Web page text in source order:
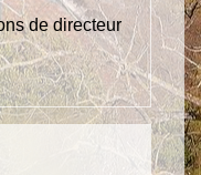
de directeur